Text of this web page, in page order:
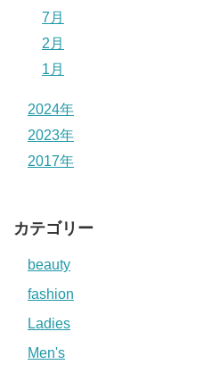
7月
2月
1月
2024年
2023年
2017年
カテゴリー
beauty
fashion
Ladies
Men's